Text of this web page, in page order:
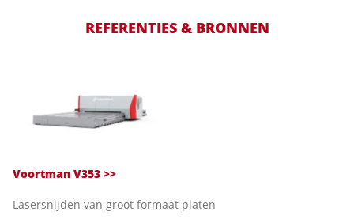
REFERENTIES & BRONNEN
Voortman V353 >>
Lasersnijden van groot formaat platen